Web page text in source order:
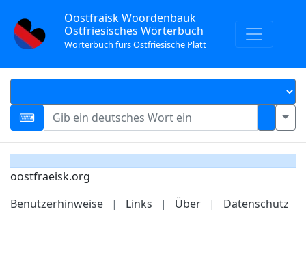
Oostfräisk Woordenbauk
Ostfriesisches Wörterbuch
Wörterbuch fürs Ostfriesische Platt
oostfraeisk.org
Benutzerhinweise
| Links | Über | Datenschutz